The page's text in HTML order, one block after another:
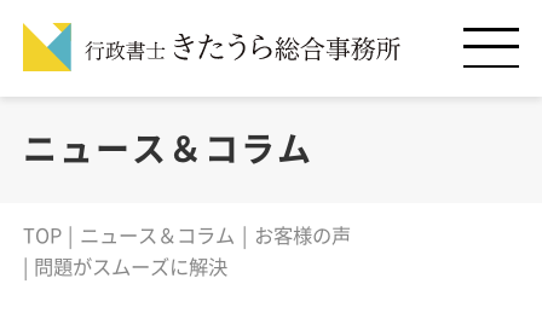
ニュース＆コラム
TOP ニュース＆コラム
お客様の声
問題がスムーズに解決